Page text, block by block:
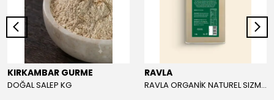
KIRKAMBAR GURME
DOĞAL SALEP KG
RAVLA
RAVLA ORGANİK NATUREL SIZMA ZEYTİNYAĞI 5L